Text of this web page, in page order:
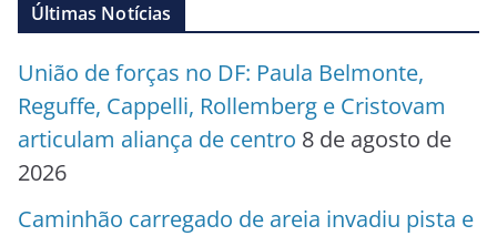
Últimas Notícias
União de forças no DF: Paula Belmonte,
Reguffe, Cappelli, Rollemberg e Cristovam
articulam aliança de centro 8 de agosto de
2026
Caminhão carregado de areia invadiu pista e